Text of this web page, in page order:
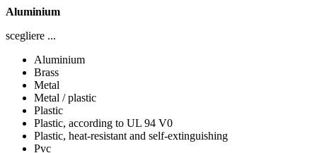
Aluminium
scegliere ...
Aluminium
Brass
Metal
Metal / plastic
Plastic
Plastic, according to UL 94 V0
Plastic, heat-resistant and self-extinguishing
Pvc